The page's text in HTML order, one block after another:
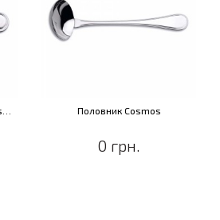
Половник Cosmos
0 грн.